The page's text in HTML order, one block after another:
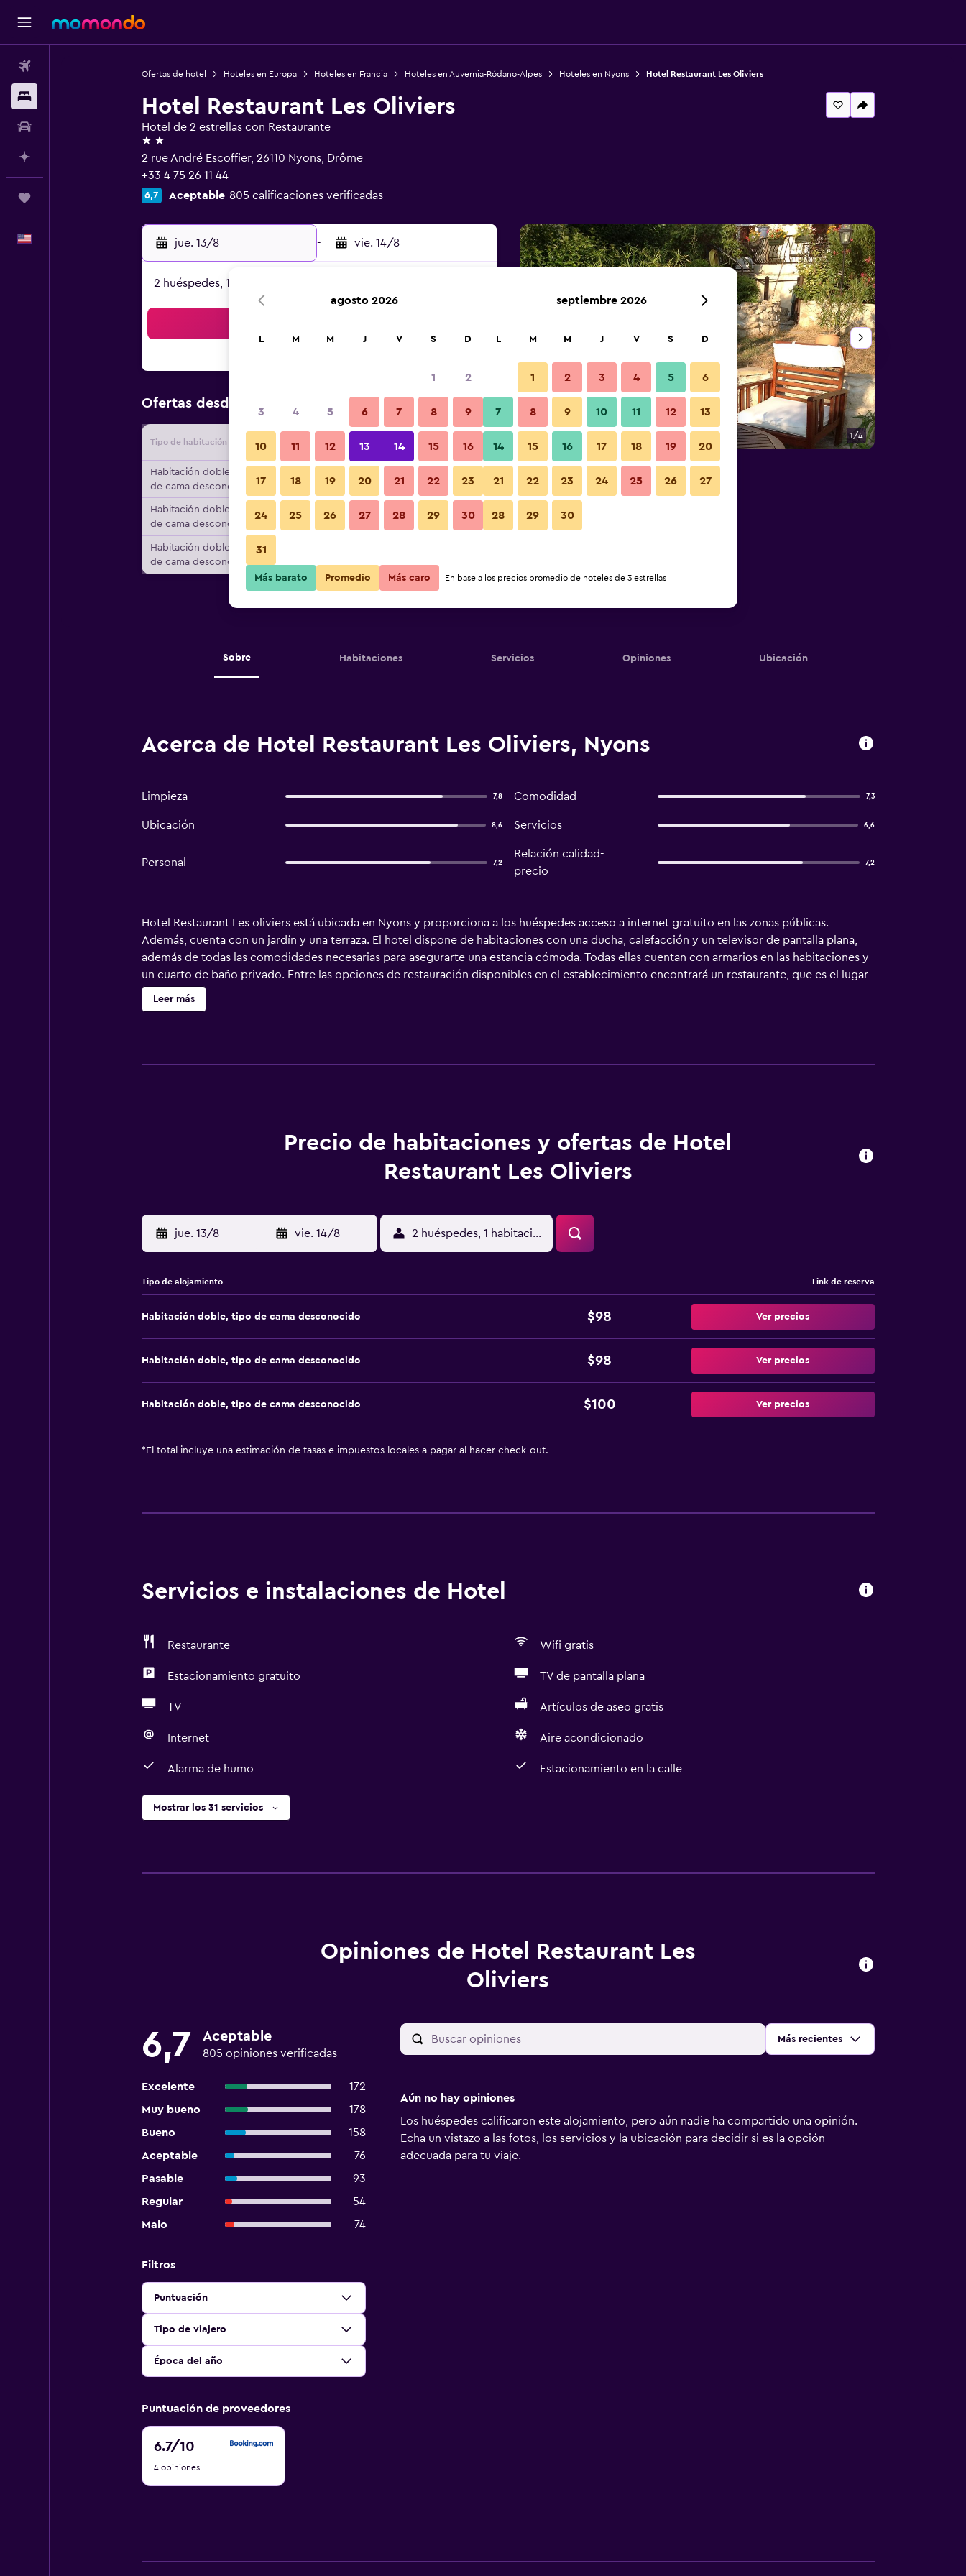
Ofertas de hotel Hoteles en Europa Hoteles en Francia Hoteles en Auvernia-Ródano-Alpes Hoteles en Nyons Hotel Restaurant Les Oliviers
Hotel Restaurant Les Oliviers
Hotel de 2 estrellas con Restaurante
2 estrellas
2 rue André Escoffier, 26110 Nyons, Drôme
+33 4 75 26 11 44
6,7 Aceptable 805 calificaciones verificadas
jue. 13/8 - vie. 14/8
2 huéspedes, 1 habitación
Ofertas desde Oferta más barata de precio por noche
Tipo de habitación Proveedor Total noche
Habitación doble, tipo
de cama desconocido
$98 Ver oferta
Habitación doble, tipo
de cama desconocido
$98 Ver oferta
Habitación doble, tipo
de cama desconocido
Vista del exterior 1/4
Fotos
Sobre Habitaciones Servicios Opiniones Ubicación
Acerca de Hotel Restaurant Les Oliviers, Nyons
Limpieza 7,8 Comodidad 7,3
Ubicación 8,6 Servicios 6,6
Personal 7,2
Relación calidad-
precio
7,2
Hotel Restaurant Les oliviers está ubicada en Nyons y proporciona a los huéspedes acceso a internet gratuito en las zonas públicas.
Además, cuenta con un jardín y una terraza. El hotel dispone de habitaciones con una ducha, calefacción y un televisor de pantalla plana,
además de todas las comodidades necesarias para asegurarte una estancia cómoda. Todas ellas cuentan con armarios en las habitaciones y
un cuarto de baño privado. Entre las opciones de restauración disponibles en el establecimiento encontrará un restaurante, que es el lugar
perfecto para disfrutar de una buena comida. Hotel Restaurant Les oliviers tiene una estupenda ubicación, ya que está emplazado de la
región vinícola del valle del Ródano, por lo que los huéspedes pueden saborear las especialidades de la región.
Leer más
Precio de habitaciones y ofertas de Hotel
Restaurant Les Oliviers
jue. 13/8 - vie. 14/8 2 huéspedes, 1 habitación
Tipo de alojamiento Link de reserva
Habitación doble, tipo de cama desconocido $98 Ver precios
Habitación doble, tipo de cama desconocido $98 Ver precios
Habitación doble, tipo de cama desconocido $100 Ver precios
* El total incluye una estimación de tasas e impuestos locales a pagar al hacer check-out.
Servicios e instalaciones de Hotel
Restaurante Wifi gratis
Estacionamiento gratuito TV de pantalla plana
TV Artículos de aseo gratis
Internet Aire acondicionado
Alarma de humo Estacionamiento en la calle
Mostrar los 31 servicios
Opiniones de Hotel Restaurant Les
Oliviers
6,7 Aceptable
805 opiniones verificadas
Excelente
172
Muy bueno
178
Bueno
158
Aceptable
76
Pasable
93
Regular
54
Malo
74
Ordenar por:
Más recientes
Filtros
Puntuación
Tipo de viajero
Época del año
Puntuación de proveedores
6.7/10
6.7
10
4 opiniones
Aún no hay opiniones
Los huéspedes calificaron este alojamiento, pero aún nadie ha compartido una opinión.
Echa un vistazo a las fotos, los servicios y la ubicación para decidir si es la opción
adecuada para tu viaje.
agosto 2026
L M M J V S D
1 2
3 4 5 6 7 8 9
10 11 12 13 14 15 16
17 18 19 20 21 22 23
24 25 26 27 28 29 30
31
septiembre 2026
L M M J V S D
1 2 3 4 5 6
7 8 9 10 11 12 13
14 15 16 17 18 19 20
21 22 23 24 25 26 27
28 29 30
Más barato Promedio Más caro En base a los precios promedio de hoteles de 3 estrellas